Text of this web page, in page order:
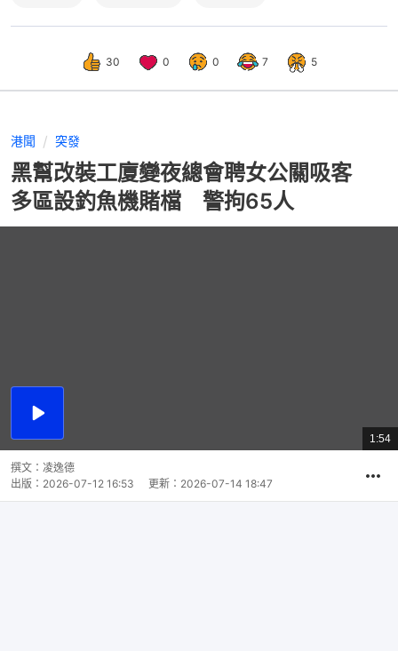
30 0 0 7 5
港聞 突發
黑幫改裝工廈變夜總會聘女公關吸客
多區設釣魚機賭檔 警拘65人
播
總
共
1:54
撰文： 凌逸德
出版： 2026-07-12 16:53 更新： 2026-07-14 18:47